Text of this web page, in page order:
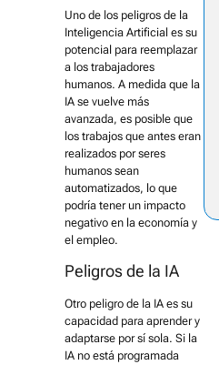
Uno de los peligros de la
Inteligencia Artificial es su
potencial para reemplazar
a los trabajadores
humanos. A medida que la
IA se vuelve más
avanzada, es posible que
los trabajos que antes eran
realizados por seres
humanos sean
automatizados, lo que
podría tener un impacto
negativo en la economía y
el empleo.
Peligros de la IA
Otro peligro de la IA es su
capacidad para aprender y
adaptarse por sí sola. Si la
IA no está programada